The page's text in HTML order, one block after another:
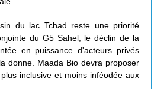
du lac Tchad reste une priorité
du G5 Sahel, le déclin de la
en puissance d'acteurs privés
donne. Maada Bio devra proposer
inclusive et moins inféodée aux